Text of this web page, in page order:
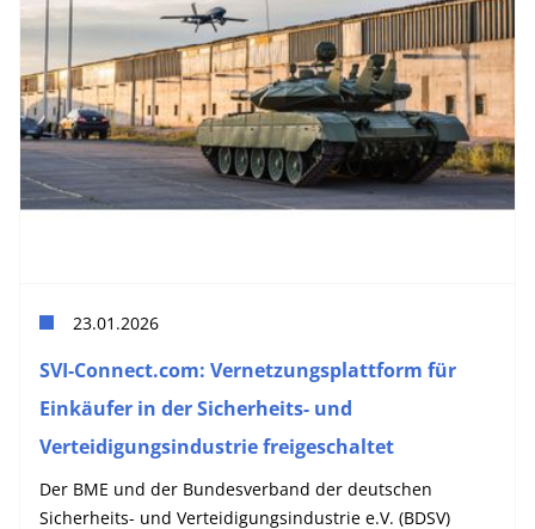
23.01.2026
SVI-Connect.com: Vernetzungsplattform für
Einkäufer in der Sicherheits- und
Verteidigungsindustrie freigeschaltet
Der BME und der Bundesverband der deutschen
Sicherheits- und Verteidigungsindustrie e.V. (BDSV)